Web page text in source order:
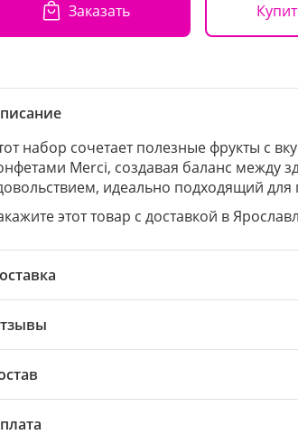
Заказать
набор сочетает полезные фрукты с
Merci, создавая баланс между
идеально подходящий для
этот товар с доставкой в